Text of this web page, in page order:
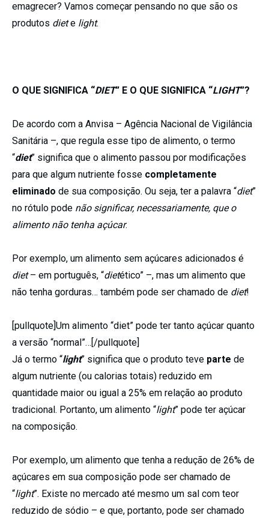
emagrecer? Vamos começar pensando no que são os
produtos diete light.
O QUE SIGNIFICA “DIET” E O QUE SIGNIFICA “LIGHT”?
De acordo com a Anvisa – Agência Nacional de Vigilância
Sanitária –, que regula esse tipo de alimento, o termo
“diet” significa que o alimento passou por modificações
para que algum nutriente fosse completamente
eliminado de sua composição. Ou seja, ter a palavra “diet”
no rótulo pode não significar, necessariamente, que o
alimento não tenha açúcar.
Por exemplo, um alimento sem açúcares adicionados é
diet– em português, “dietético” –, mas um alimento que
não tenha gorduras… também pode ser chamado de diet!
[pullquote]Um alimento “diet” pode ter tanto açúcar quanto
a versão “normal”…[/pullquote]
Já o termo “light” significa que o produto teve parte de
algum nutriente (ou calorias totais) reduzido em
quantidade maior ou igual a 25% em relação ao produto
tradicional. Portanto, um alimento “light” pode ter açúcar
na composição.
Por exemplo, um alimento que tenha a redução de 26% de
açúcares em sua composição pode ser chamado de
“light”. Existe no mercado até mesmo um sal com teor
reduzido de sódio – e que, portanto, pode ser chamado